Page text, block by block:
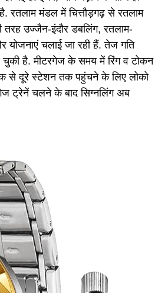
रतलाम मंडल में चित्तौड़गढ़ से रतलाम
उज्जैन-इंदौर डबलिंग, रतलाम-
योजनाएं चलाई जा रही हैं. तेज गति
चुकी है. मीटरगेज के समय में रिंग व टोकन
से दूरे स्टेशन तक पहुंचने के लिए लोको
ट्रेनें चलने के बाद सिग्नलिंग अब